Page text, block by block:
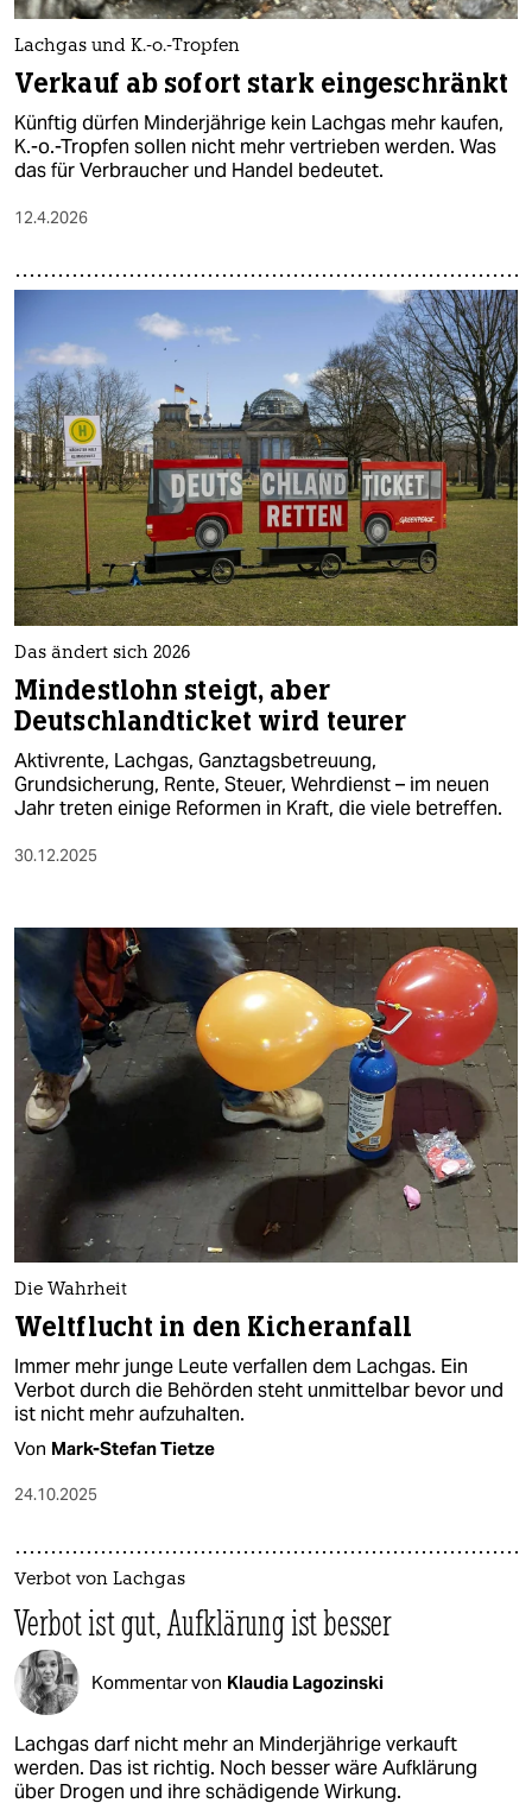
Lachgas und K.-o.-Tropfen
Verkauf ab sofort stark eingeschränkt
Künftig dürfen Minderjährige kein Lachgas mehr kaufen,
K.-o.-Tropfen sollen nicht mehr vertrieben werden. Was
das für Verbraucher und Handel bedeutet.
12.4.2026
Das ändert sich 2026
Mindestlohn steigt, aber
Deutschlandticket wird teurer
Aktivrente, Lachgas, Ganztagsbetreuung,
Grundsicherung, Rente, Steuer, Wehrdienst – im neuen
Jahr treten einige Reformen in Kraft, die viele betreffen.
30.12.2025
Die Wahrheit
Weltflucht in den Kicheranfall
Immer mehr junge Leute verfallen dem Lachgas. Ein
Verbot durch die Behörden steht unmittelbar bevor und
ist nicht mehr aufzuhalten.
Von Mark-Stefan Tietze
24.10.2025
Verbot von Lachgas
Verbot ist gut, Aufklärung ist besser
Kommentar von Klaudia Lagozinski
Lachgas darf nicht mehr an Minderjährige verkauft
werden. Das ist richtig. Noch besser wäre Aufklärung
über Drogen und ihre schädigende Wirkung.